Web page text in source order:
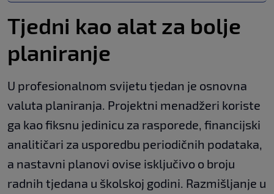
Tjedni kao alat za bolje
planiranje
U profesionalnom svijetu tjedan je osnovna
valuta planiranja. Projektni menadžeri koriste
ga kao fiksnu jedinicu za rasporede, financijski
analitičari za usporedbu periodičnih podataka,
a nastavni planovi ovise isključivo o broju
radnih tjedana u školskoj godini. Razmišljanje u